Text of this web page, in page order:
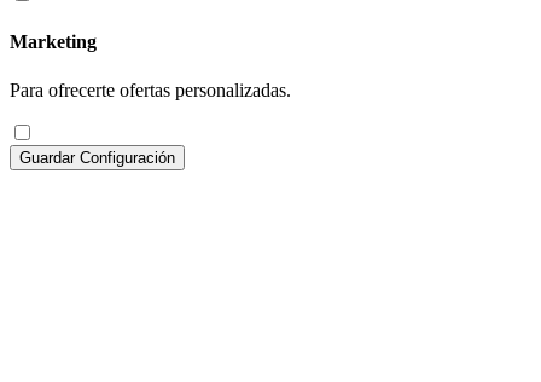
Marketing
Para ofrecerte ofertas personalizadas.
Guardar Configuración